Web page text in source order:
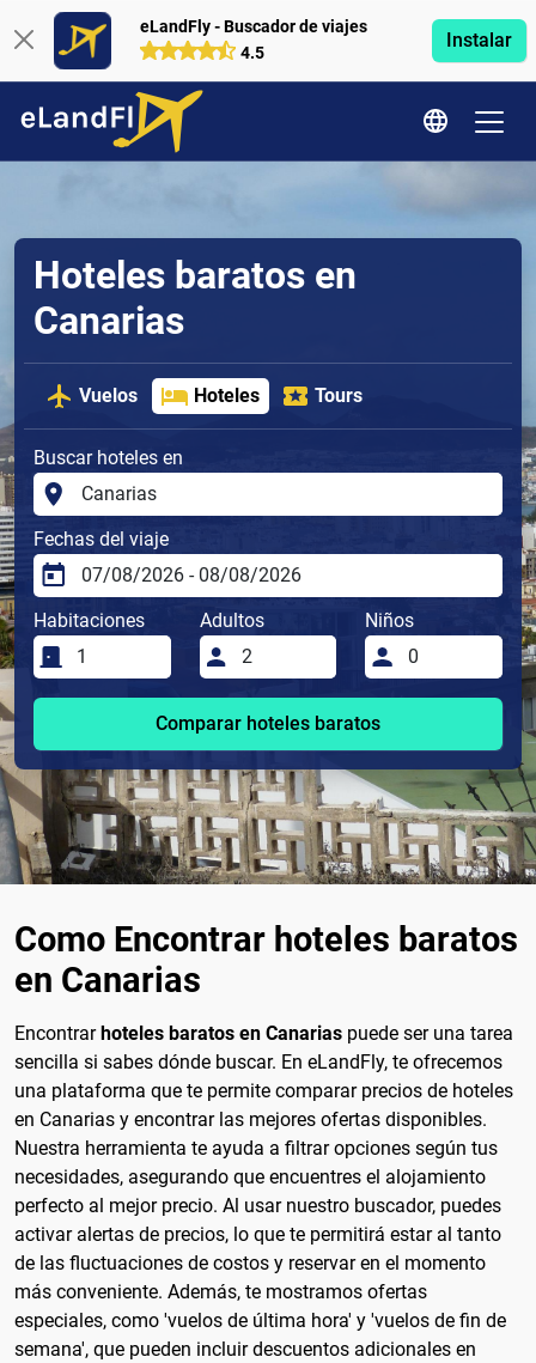
eLandFly - Buscador de viajes
4.5
Instalar
Hoteles baratos en
Canarias
Vuelos Hoteles Tours
Buscar hoteles en
Fechas del viaje
Habitaciones Adultos Niños
Comparar hoteles baratos
Como Encontrar hoteles baratos
en Canarias
Encontrar hoteles baratos en Canarias puede ser una tarea
sencilla si sabes dónde buscar. En eLandFly, te ofrecemos
una plataforma que te permite comparar precios de hoteles
en Canarias y encontrar las mejores ofertas disponibles.
Nuestra herramienta te ayuda a filtrar opciones según tus
necesidades, asegurando que encuentres el alojamiento
perfecto al mejor precio. Al usar nuestro buscador, puedes
activar alertas de precios, lo que te permitirá estar al tanto
de las fluctuaciones de costos y reservar en el momento
más conveniente. Además, te mostramos ofertas
especiales, como 'vuelos de última hora' y 'vuelos de fin de
semana', que pueden incluir descuentos adicionales en